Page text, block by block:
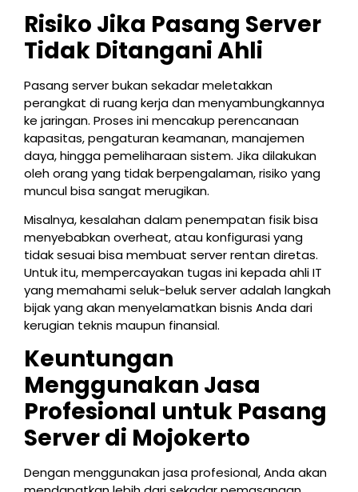
Risiko Jika Pasang Server
Tidak Ditangani Ahli
Pasang server bukan sekadar meletakkan
perangkat di ruang kerja dan menyambungkannya
ke jaringan. Proses ini mencakup perencanaan
kapasitas, pengaturan keamanan, manajemen
daya, hingga pemeliharaan sistem. Jika dilakukan
oleh orang yang tidak berpengalaman, risiko yang
muncul bisa sangat merugikan.
Misalnya, kesalahan dalam penempatan fisik bisa
menyebabkan overheat, atau konfigurasi yang
tidak sesuai bisa membuat server rentan diretas.
Untuk itu, mempercayakan tugas ini kepada ahli IT
yang memahami seluk-beluk server adalah langkah
bijak yang akan menyelamatkan bisnis Anda dari
kerugian teknis maupun finansial.
Keuntungan
Menggunakan Jasa
Profesional untuk Pasang
Server di Mojokerto
Dengan menggunakan jasa profesional, Anda akan